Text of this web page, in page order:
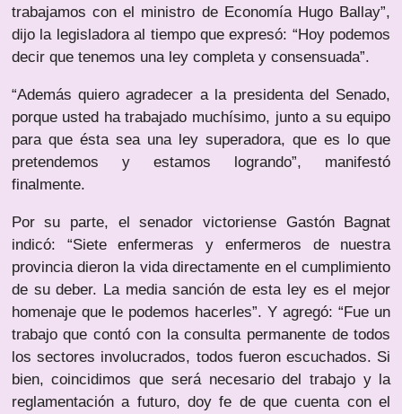
trabajamos con el ministro de Economía Hugo Ballay”,
dijo la legisladora al tiempo que expresó: “Hoy podemos
decir que tenemos una ley completa y consensuada”.
“Además quiero agradecer a la presidenta del Senado,
porque usted ha trabajado muchísimo, junto a su equipo
para que ésta sea una ley superadora, que es lo que
pretendemos y estamos logrando”, manifestó
finalmente.
Por su parte, el senador victoriense Gastón Bagnat
indicó: “Siete enfermeras y enfermeros de nuestra
provincia dieron la vida directamente en el cumplimiento
de su deber. La media sanción de esta ley es el mejor
homenaje que le podemos hacerles”. Y agregó: “Fue un
trabajo que contó con la consulta permanente de todos
los sectores involucrados, todos fueron escuchados. Si
bien, coincidimos que será necesario del trabajo y la
reglamentación a futuro, doy fe de que cuenta con el